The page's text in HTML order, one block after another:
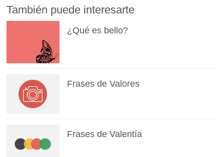
También puede interesarte
¿Qué es bello?
Frases de Valores
Frases de Valentía